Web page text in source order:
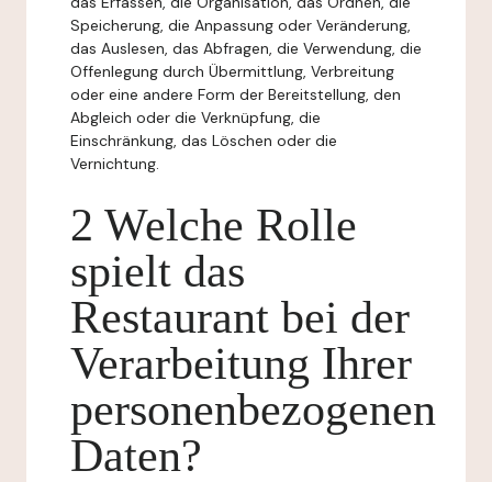
Speicherung, die Anpassung oder Veränderung,
das Auslesen, das Abfragen, die Verwendung, die
Offenlegung durch Übermittlung, Verbreitung
oder eine andere Form der Bereitstellung, den
Abgleich oder die Verknüpfung, die
Einschränkung, das Löschen oder die
Vernichtung.
2 Welche Rolle
spielt das
Restaurant bei der
Verarbeitung Ihrer
personenbezogenen
Daten?